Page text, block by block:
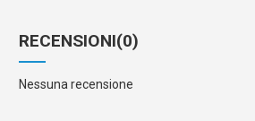
RECENSIONI(0)
Nessuna recensione